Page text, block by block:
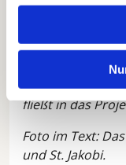
Galerist Frank
wurden: Dom zu
und St. Petri
fließt in das
Foto im Text:
und St. Jakobi.